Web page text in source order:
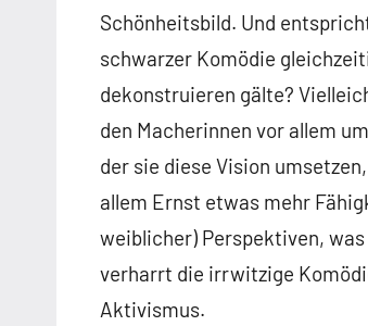
Schönheitsbild. Und
schwarzer Komödie
dekonstruieren gälte?
den Macherinnen vor allem
der sie diese Vision
allem Ernst etwas mehr
weiblicher) Perspektiven,
verharrt die irrwitzige
Aktivismus.